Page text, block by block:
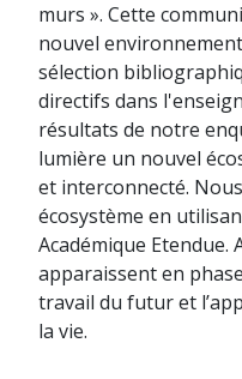
murs ». Cette
nouvel
sélection
directifs dans
résultats de notre
lumière un nouvel
et interconnecté.
écosystème en
Académique Etendue.
apparaissent en
travail du futur et
la vie.